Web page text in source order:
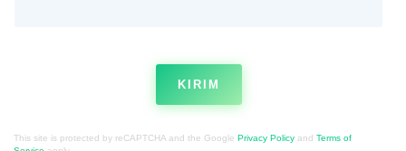
KIRIM
This site is protected by reCAPTCHA and the Google Privacy Policy and Terms of